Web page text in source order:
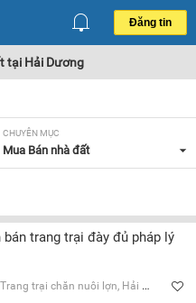
Đăng tin
tại Hải Dương
CHUYÊN MỤC
Mua Bán nhà đất
bán trang trại đày đủ pháp lý
Trang trại chăn nuôi lợn, Hải Dương